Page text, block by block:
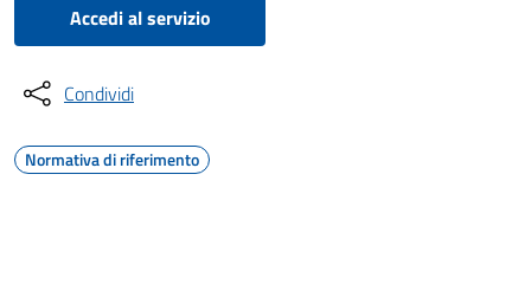
Accedi al servizio
Condividi
Normativa di riferimento